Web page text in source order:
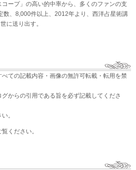
コープ」の高い的中率から、多くのファンの支
数、8,000件以上、2012年より、西洋占星術講
に送り出す。
べての記載内容・画像の無許可転載・転用を禁
からの引用である旨を必ず記載してくださ
。
覧ください。